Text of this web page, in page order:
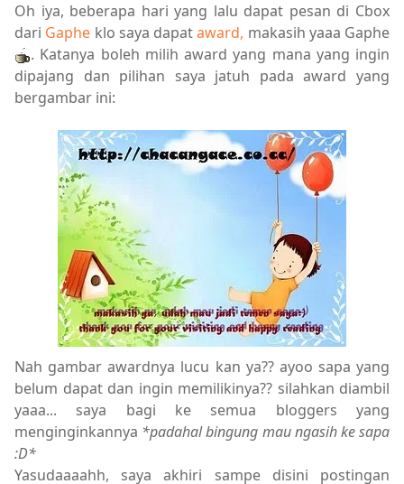
Oh iya, beberapa hari yang lalu dapat pesan di Cbox
dari Gaphe klo saya dapataward, makasih yaaa Gaphe
. Katanya boleh milih award yang mana yang ingin
dipajang dan pilihan saya jatuh pada award yang
bergambar ini:
Nah gambar awardnya lucu kan ya?? ayoo sapa yang
belum dapat dan ingin memilikinya?? silahkan diambil
yaaa... saya bagi ke semua bloggers yang
menginginkannya *padahal bingung mau ngasih ke sapa
:D*
Yasudaaaahh, saya akhiri sampe disini postingan